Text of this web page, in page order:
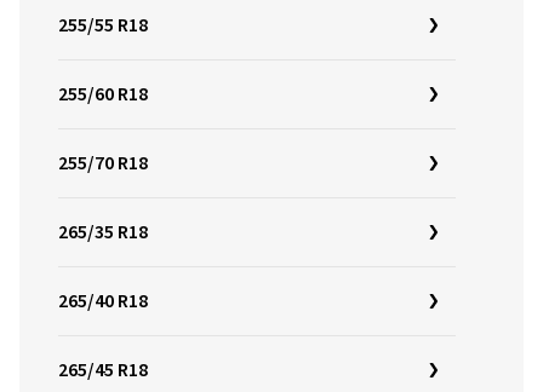
255/55 R18
255/60 R18
255/70 R18
265/35 R18
265/40 R18
265/45 R18